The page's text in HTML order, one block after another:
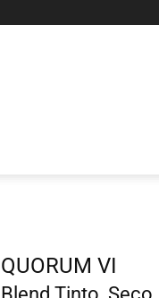
QUORUM VI